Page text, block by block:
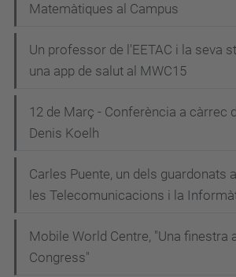
Matemàtiques al Campus
Un professor de l'EETAC i la seva
una app de salut al MWC15
12 de Març - Conferència a càrrec
Denis Koelh
Carles Puente, un dels guardonats
les Telecomunicacions i la
Mobile World Centre, "Una finestra
Congress"